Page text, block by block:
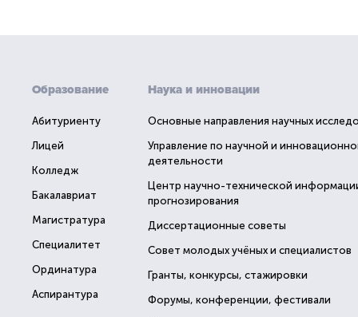
Образование
Абитуриенту
Лицей
Колледж
Бакалавриат
Магистратура
Специалитет
Ординатура
Аспирантура
Наука и инновации
Основные направления научных
Управление по научной и
деятельности
Центр научно-технической
прогнозирования
Диссертационные советы
Совет молодых учёных и специалистов
Гранты, конкурсы, стажировки
Форумы, конференции, фестивали